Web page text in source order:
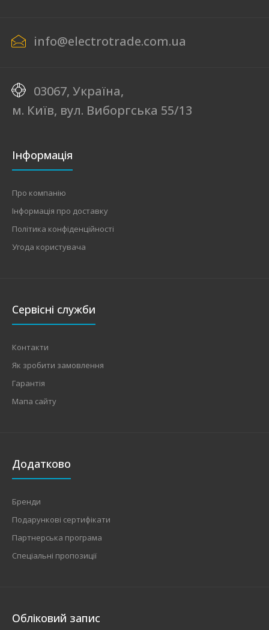
info@electrotrade.com.ua
03067, Україна,
м. Київ, вул. Виборгська 55/13
Інформація
Про компанію
Інформація про доставку
Політика конфіденційності
Угода користувача
Сервісні служби
Контакти
Як зробити замовлення
Гарантія
Мапа сайту
Додатково
Бренди
Подарункові сертифікати
Партнерська програма
Спеціальні пропозиції
Обліковий запис